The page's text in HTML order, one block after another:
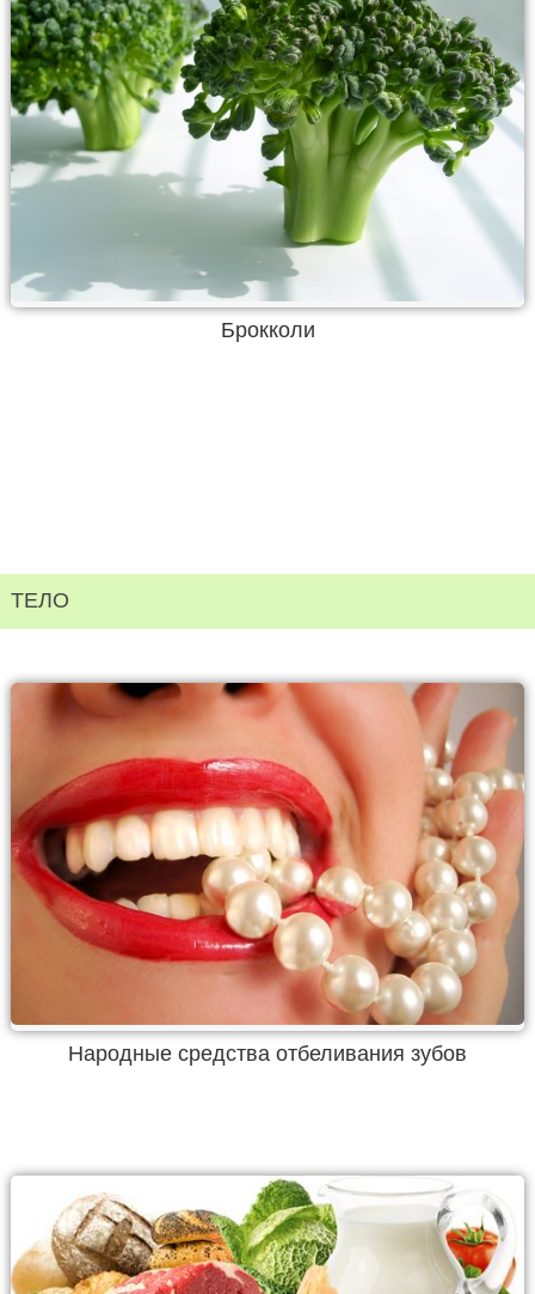
Брокколи
ТЕЛО
Народные средства отбеливания зубов